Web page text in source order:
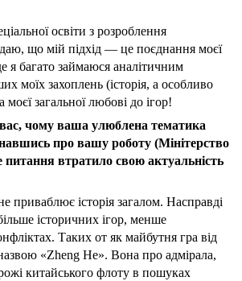
освіти з розроблення
що мій підхід — це поєднання моєї
я багато займаюся аналітичним
моїх захоплень (історія, а особливо
моєї загальної любові до ігор!
чому ваша улюблена тематика
про вашу роботу (Мінітерство
втратило свою актуальність
приваблює історія загалом. Насправді
історичних ігор, менше
Таких от як майбутня гра від
«Zheng He». Вона про адмірала,
китайського флоту в пошуках